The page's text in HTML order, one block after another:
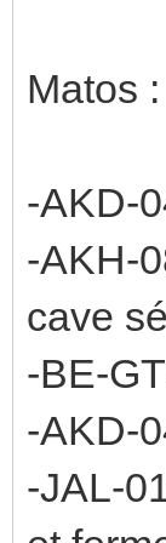
Matos :
-AKD-
-AKH-
cave
-BE-
-AKD-
-JAL-